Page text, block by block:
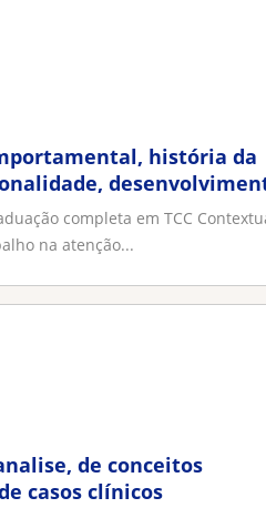
história da
completa em TCC
na atenção...
de conceitos
casos clínicos